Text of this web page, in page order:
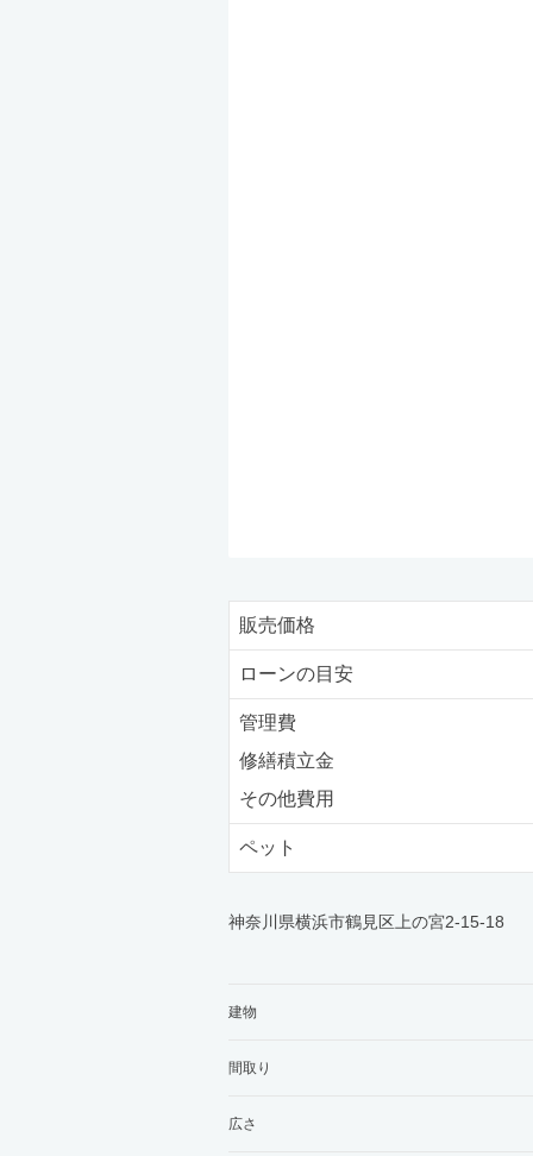
販売価格
ローンの目安
管理費
修繕積立金
その他費用
ペット
神奈川県横浜市鶴見区上の宮2-15-18
建物
間取り
広さ